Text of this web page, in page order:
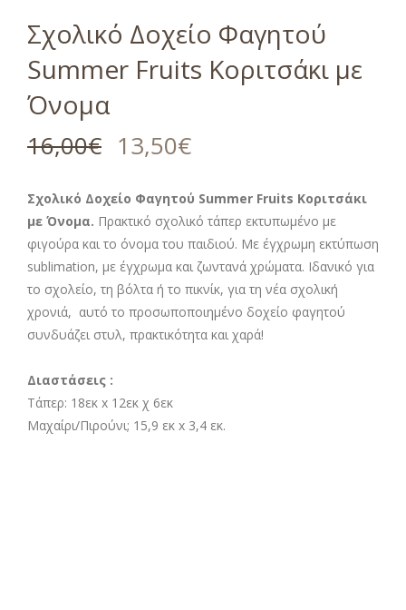
Σχολικό Δοχείο Φαγητού
Summer Fruits Κοριτσάκι με
Όνομα
16,00€ 13,50€
Σχολικό Δοχείο Φαγητού Summer Fruits Κοριτσάκι
με Όνομα. Πρακτικό σχολικό τάπερ εκτυπωμένο με
φιγούρα και το όνομα του παιδιού. Με έγχρωμη εκτύπωση
sublimation, με έγχρωμα και ζωντανά χρώματα. Ιδανικό για
το σχολείο, τη βόλτα ή το πικνίκ, για τη νέα σχολική
χρονιά, αυτό το προσωποποιημένο δοχείο φαγητού
συνδυάζει στυλ, πρακτικότητα και χαρά!
Διαστάσεις :
Τάπερ: 18εκ x 12εκ χ 6εκ
Μαχαίρι/Πιρούνι; 15,9 εκ x 3,4 εκ.